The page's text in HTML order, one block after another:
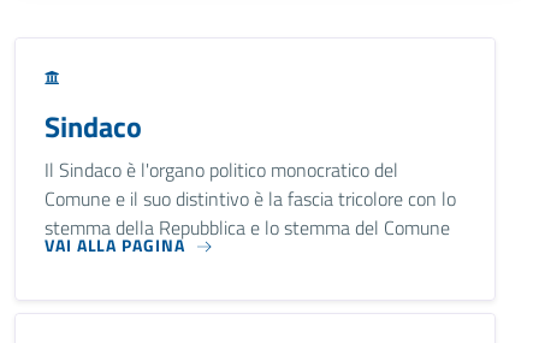
Sindaco
Il Sindaco è l'organo politico monocratico del
Comune e il suo distintivo è la fascia tricolore con lo
stemma della Repubblica e lo stemma del Comune
VAI ALLA PAGINA